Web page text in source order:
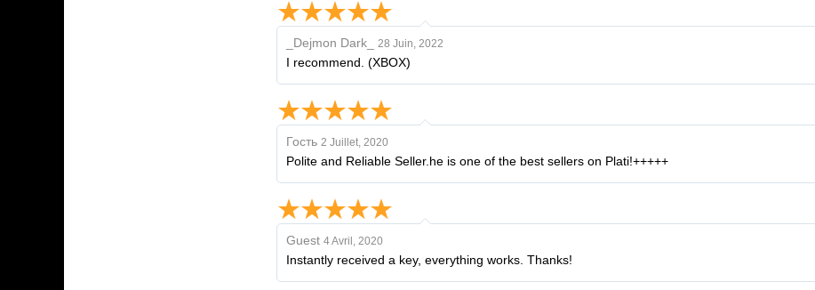
_Dejmon Dark_ 28 Juin, 2022
I recommend. (XBOX)
Гость 2 Juillet, 2020
Polite and Reliable Seller.he is one of the best sellers on Plati!+++++
Guest 4 Avril, 2020
Instantly received a key, everything works. Thanks!